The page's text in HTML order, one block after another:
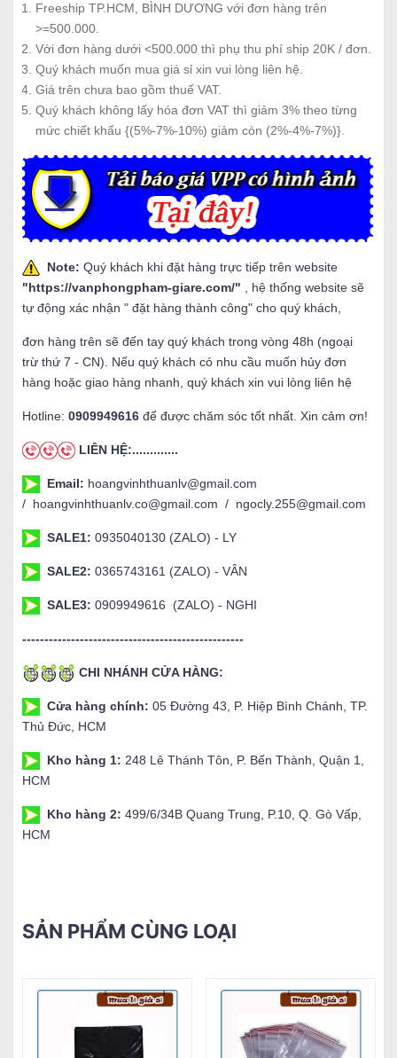
Freeship TP.HCM, BÌNH DƯƠNG với đơn hàng trên
>=500.000.
Với đơn hàng dưới <500.000 thì phụ thu phí ship 20K / đơn.
Quý khách muốn mua giá sỉ xin vui lòng liên hệ.
Giá trên chưa bao gồm thuế VAT.
Quý khách không lấy hóa đơn VAT thì giảm 3% theo từng
mức chiết khấu {(5%-7%-10%) giảm còn (2%-4%-7%)}.
Note: Quý khách khi đặt hàng trực tiếp trên website
"https://vanphongpham-giare.com/"
, hệ thống website sẽ
tự động xác nhận " đặt hàng thành công" cho quý khách,
đơn hàng trên sẽ đến tay quý khách trong vòng 48h (ngoại
trừ thứ 7 - CN). Nếu quý khách có nhu cầu muốn hủy đơn
hàng hoặc giao hàng nhanh, quý khách xin vui lòng liên hệ
Hotline: 0909949616 để được chăm sóc tốt nhất. Xin cảm ơn!
LIÊN HỆ:.............
Email: hoangvinhthuanlv@gmail.com
/ hoangvinhthuanlv.co@gmail.com / ngocly.255@gmail.com
SALE1: 0935040130 (ZALO) - LY
SALE2: 0365743161 (ZALO) - VÂN
SALE3: 0909949616 (ZALO) - NGHI
--------------------------------------------------
CHI NHÁNH CỬA HÀNG:
Cửa hàng chính: 05 Đường 43, P. Hiệp Bình Chánh, TP.
Thủ Đức, HCM
Kho hàng 1: 248 Lê Thánh Tôn, P. Bến Thành, Quận 1,
HCM
Kho hàng 2: 499/6/34B Quang Trung, P.10, Q. Gò Vấp,
HCM
SẢN PHẨM CÙNG LOẠI